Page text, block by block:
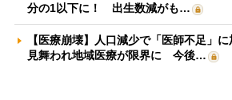
分の1以下に！ 出生数減がも…
【医療崩壊】人口減少で「医師不足」
見舞われ地域医療が限界に 今後…